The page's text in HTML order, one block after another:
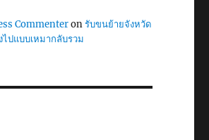
Commenteronรับขนย้ายจังหวัด
ไปแบบเหมากลับรวม